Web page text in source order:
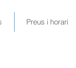
Preus i horari